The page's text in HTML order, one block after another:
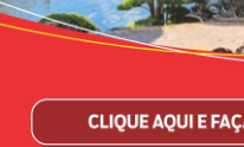
Auxílio-Saúde:
de mudança das faixas